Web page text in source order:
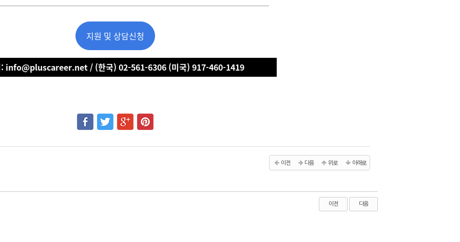
지원 및 상담신청
: info@pluscareer.net / (한국) 02-561-6306 (미국) 917-460-1419
이전 다음 위로 아래로
이전 다음